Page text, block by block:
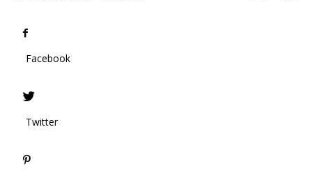
Facebook
Twitter